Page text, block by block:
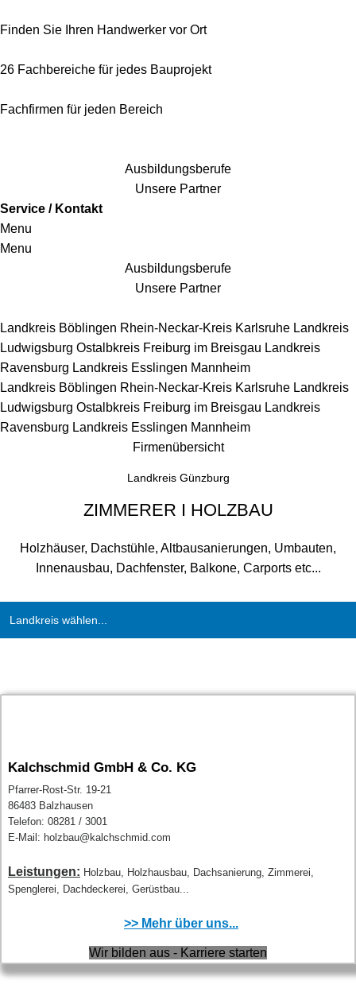
Finden Sie Ihren Handwerker vor Ort
26 Fachbereiche für jedes Bauprojekt
Fachfirmen für jeden Bereich
Ausbildungsberufe
Unsere Partner
Service / Kontakt
Menu
Menu
Ausbildungsberufe
Unsere Partner
Landkreis Böblingen Rhein-Neckar-Kreis Karlsruhe Landkreis
Ludwigsburg Ostalbkreis Freiburg im Breisgau Landkreis
Ravensburg Landkreis Esslingen Mannheim
Landkreis Böblingen Rhein-Neckar-Kreis Karlsruhe Landkreis
Ludwigsburg Ostalbkreis Freiburg im Breisgau Landkreis
Ravensburg Landkreis Esslingen Mannheim
Firmenübersicht
Landkreis Günzburg
ZIMMERER I HOLZBAU
Holzhäuser, Dachstühle, Altbausanierungen, Umbauten,
Innenausbau, Dachfenster, Balkone, Carports etc...
Landkreis wählen...
Kalchschmid GmbH & Co. KG
Pfarrer-Rost-Str. 19-21
86483 Balzhausen
Telefon: 08281 / 3001
E-Mail: holzbau@kalchschmid.com
Leistungen: Holzbau, Holzhausbau, Dachsanierung, Zimmerei,
Spenglerei, Dachdeckerei, Gerüstbau...
>> Mehr über uns...
Wir bilden aus - Karriere starten